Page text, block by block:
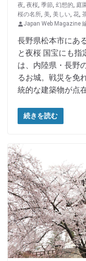
夜, 夜桜, 季節, 幻想的, 庭
桜の名所, 美, 美しい, 花,
Japan Web Magazine
長野県松本市にあ
と夜桜 国宝にも指
は、内陸県・長野
るお城。戦災を免
統的な建築物が点
続きを読む